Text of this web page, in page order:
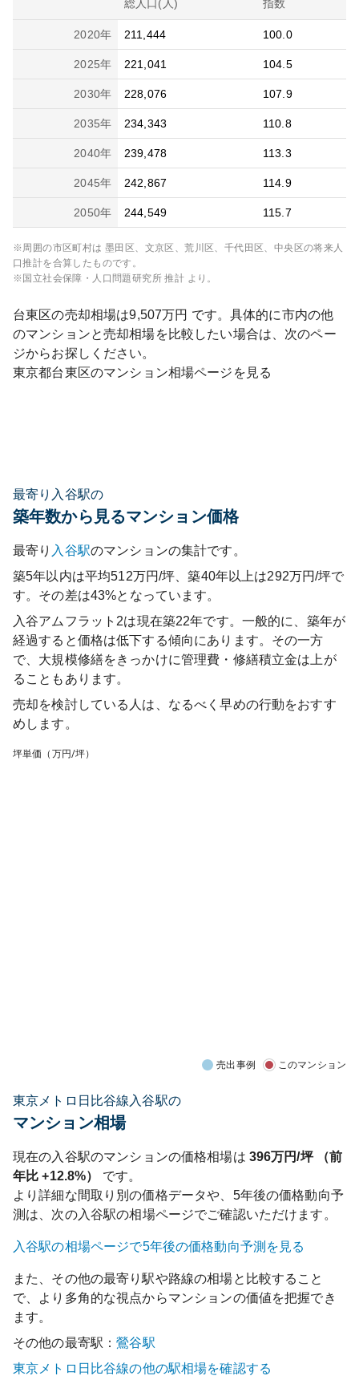
総人口(人) 指数
2020年 211,444 100.0
2025年 221,041 104.5
2030年 228,076 107.9
2035年 234,343 110.8
2040年 239,478 113.3
2045年 242,867 114.9
2050年 244,549 115.7
※周囲の市区町村は 墨田区、文京区、荒川区、千代田区、中央区の将来人
口推計を合算したものです。
※国立社会保障・人口問題研究所 推計 より。
台東区の売却相場は9,507万円 です。具体的に市内の他
のマンションと売却相場を比較したい場合は、次のペー
ジからお探しください。
東京都台東区のマンション相場ページを見る
最寄り入谷駅の
築年数から見るマンション価格
最寄り 入谷駅のマンションの集計です。
築5年以内は平均512万円/坪、築40年以上は292万円/坪で
す。その差は43%となっています。
入谷アムフラット2は現在築22年です。一般的に、築年が
経過すると価格は低下する傾向にあります。その一方
で、大規模修繕をきっかけに管理費・修繕積立金は上が
ることもあります。
売却を検討している人は、なるべく早めの行動をおすす
めします。
坪単価（万円/坪）
売出事例 このマンション
東京メトロ日比谷線入谷駅の
マンション相場
現在の入谷駅のマンションの価格相場は 396万円/坪 （前
年比+12.8%）
です。
より詳細な間取り別の価格データや、5年後の価格動向予
測は、次の入谷駅の相場ページでご確認いただけます。
入谷駅の相場ページで5年後の価格動向予測を見る
また、その他の最寄り駅や路線の相場と比較すること
で、より多角的な視点からマンションの価値を把握でき
ます。
その他の最寄駅：鶯谷駅
東京メトロ日比谷線の他の駅相場を確認する